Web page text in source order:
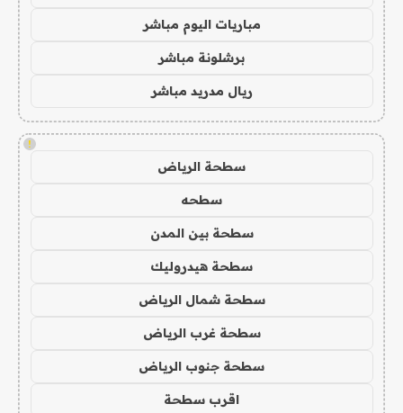
مباريات اليوم مباشر
برشلونة مباشر
ريال مدريد مباشر
!
سطحة الرياض
سطحه
سطحة بين المدن
سطحة هيدروليك
سطحة شمال الرياض
سطحة غرب الرياض
سطحة جنوب الرياض
اقرب سطحة